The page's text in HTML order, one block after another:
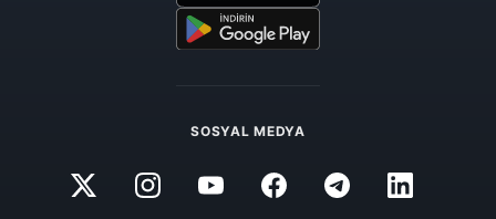
SOSYAL MEDYA